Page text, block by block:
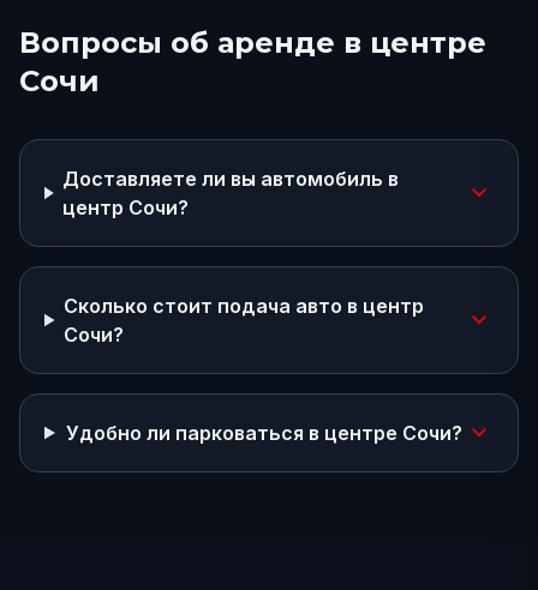
Вопросы об аренде в центре
Сочи
Доставляете ли вы автомобиль в
центр Сочи?
expand_more
Сколько стоит подача авто в центр
Сочи?
expand_more
Удобно ли парковаться в центре Сочи? expand_more